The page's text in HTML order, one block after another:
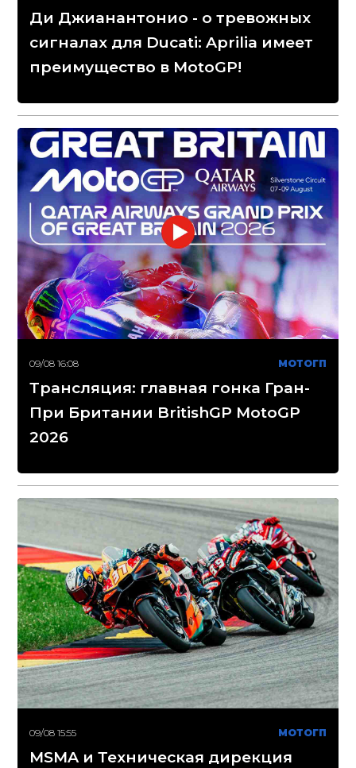
Ди Джианантонио - о тревожных
сигналах для Ducati: Aprilia имеет
преимущество в MotoGP!
09/08 16:08 МОТОГП
Трансляция: главная гонка Гран-
При Британии BritishGP MotoGP
2026
09/08 15:55 МОТОГП
MSMA и Техническая дирекция